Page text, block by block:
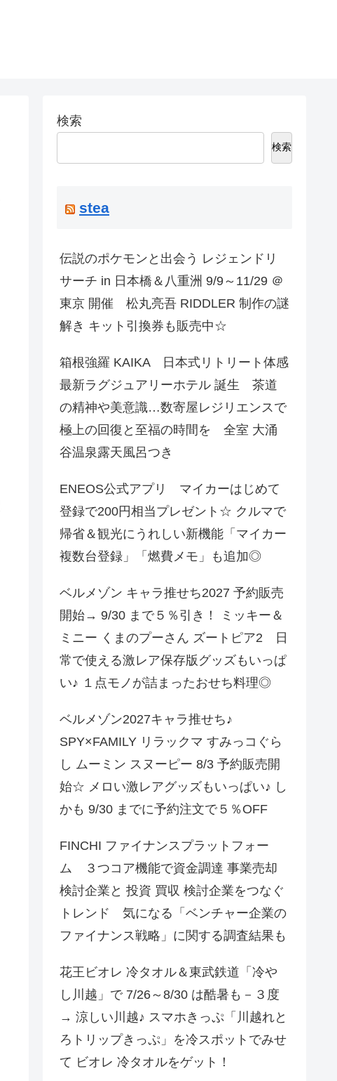
検索
検索
stea
伝説のポケモンと出会う レジェンドリ
サーチ in 日本橋＆八重洲 9/9～11/29 ＠
東京 開催 松丸亮吾 RIDDLER 制作の謎
解き キット引換券も販売中☆
箱根強羅 KAIKA 日本式リトリート体感
最新ラグジュアリーホテル 誕生 茶道
の精神や美意識…数寄屋レジリエンスで
極上の回復と至福の時間を 全室 大涌
谷温泉露天風呂つき
ENEOS公式アプリ マイカーはじめて
登録で200円相当プレゼント☆ クルマで
帰省＆観光にうれしい新機能「マイカー
複数台登録」「燃費メモ」も追加◎
ベルメゾン キャラ推せち2027 予約販売
開始→ 9/30 まで５％引き！ ミッキー＆
ミニー くまのプーさん ズートピア2 日
常で使える激レア保存版グッズもいっぱ
い♪ １点モノが詰まったおせち料理◎
ベルメゾン2027キャラ推せち♪
SPY×FAMILY リラックマ すみっコぐら
し ムーミン スヌーピー 8/3 予約販売開
始☆ メロい激レアグッズもいっぱい♪ し
かも 9/30 までに予約注文で５％OFF
FINCHI ファイナンスプラットフォー
ム ３つコア機能で資金調達 事業売却
検討企業と 投資 買収 検討企業をつなぐ
トレンド 気になる「ベンチャー企業の
ファイナンス戦略」に関する調査結果も
花王ビオレ 冷タオル＆東武鉄道「冷や
し川越」で 7/26～8/30 は酷暑も－３度
→ 涼しい川越♪ スマホきっぷ「川越れと
ろトリップきっぷ」を冷スポットでみせ
て ビオレ 冷タオルをゲット！